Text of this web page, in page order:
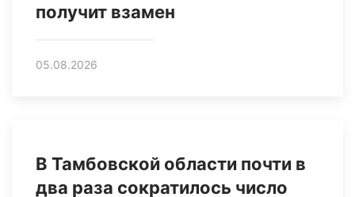
получит взамен
05.08.2026
В Тамбовской области почти в
два раза сократилось число